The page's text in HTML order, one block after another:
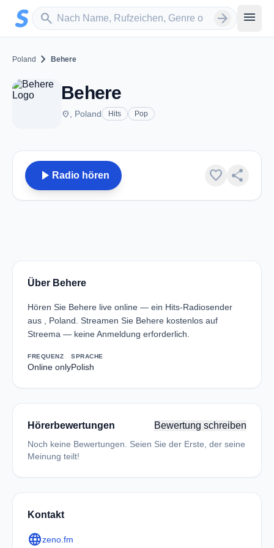
Zum Hauptinhalt springen
search
Sender suchen arrow_forward menu
Poland chevron_right Behere
Behere
place , Poland Hits Pop
play_arrow Radio hören favorite share
Über Behere
Hören Sie Behere live online — ein Hits-Radiosender
aus , Poland. Streamen Sie Behere kostenlos auf
Streema — keine Anmeldung erforderlich.
FREQUENZ
Online only
SPRACHE
Polish
Hörerbewertungen Bewertung schreiben
Noch keine Bewertungen. Seien Sie der Erste, der seine
Meinung teilt!
Kontakt
languagezeno.fm